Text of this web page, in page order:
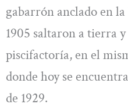
gabarrón anclado en
1905 saltaron a tierra
piscifactoría, en el
donde hoy se
de 1929.